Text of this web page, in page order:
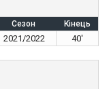
Сезон Кінець
2021/2022 40'